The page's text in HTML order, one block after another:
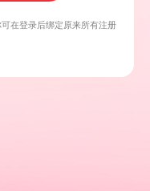
在登录后绑定原来所有注册